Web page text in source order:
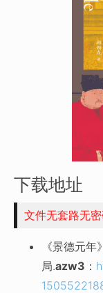
下载地址
文件无套路无
《景德元
局.azw3 ：